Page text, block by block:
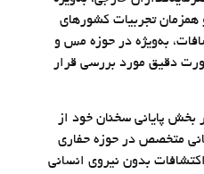
همزمان تجربیات کشورهای
به‌ویژه در حوزه مس و
دقیق مورد بررسی قرار
پایانی سخنان خود از
متخصص در حوزه حفاری
بدون نیروی انسانی